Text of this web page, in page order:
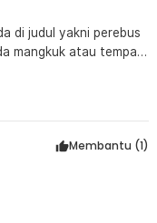
di judul yakni perebus
mangkuk atau tempat
yang ada di
membeli mangkuk
Membantu (1)